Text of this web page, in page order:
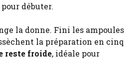
débuter.
la donne. Fini les ampoules
la préparation en cinq
reste froide, idéale pour